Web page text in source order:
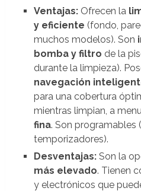
Ventajas:Ofrecen la
y eficiente (fondo,
muchos modelos). Son
bomba y filtro de la
durante la limpieza).
navegación
para una cobertura
mientras limpian, a
fina. Son programables
temporizadores).
Desventajas:Son la
más elevado. Tienen
y electrónicos que